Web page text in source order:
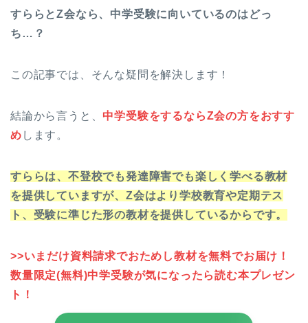
すららとZ会なら、中学受験に向いているのはどっ
ち…？
この記事では、そんな疑問を解決します！
結論から言うと、 中学受験をするならZ会の方をおすす
め します。
すららは、不登校でも発達障害でも楽しく学べる教材
を提供していますが、Z会はより学校教育や定期テス
ト、受験に準じた形の教材を提供しているからです。
>>いまだけ資料請求でおためし教材を無料でお届け！
数量限定(無料)中学受験が気になったら読む本プレゼン
ト！